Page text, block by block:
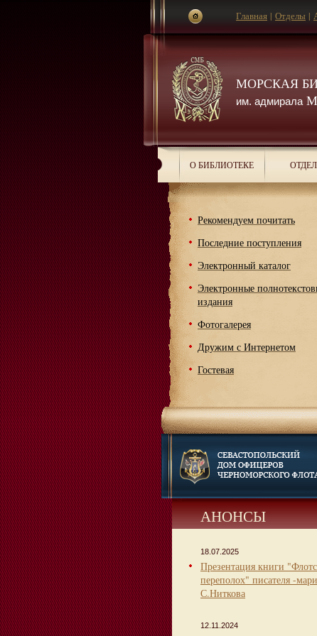
МОРСКАЯ
им. адмирала
Главная | Отделы |
О БИБЛИОТЕКЕ
Рекомендуем почитать
Последние поступления
Электронный каталог
Электронные
издания
Фотогалерея
Дружим с Интернетом
Гостевая
АНОНСЫ
18.07.2025
Презентация книги
переполох" писателя -
С.Ниткова
12.11.2024